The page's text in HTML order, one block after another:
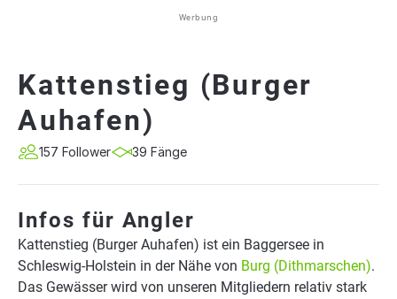
Werbung
Kattenstieg (Burger
Auhafen)
157 Follower 39 Fänge
Infos für Angler
Kattenstieg (Burger Auhafen) ist ein Baggersee in
Schleswig-Holstein in der Nähe von Burg (Dithmarschen).
Das Gewässer wird von unseren Mitgliedern relativ stark